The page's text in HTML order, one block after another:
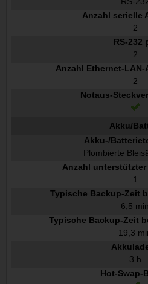
Anzahl serielle
2
RS-232
2
Anzahl Ethernet-
2
Notaus-
Akku/
Akku-/
Plombierte
Anzahl
1
Typische Backup-Zeit
6,5 min
Typische Backup-Zeit
19,3
3 h
Hot-Swap-